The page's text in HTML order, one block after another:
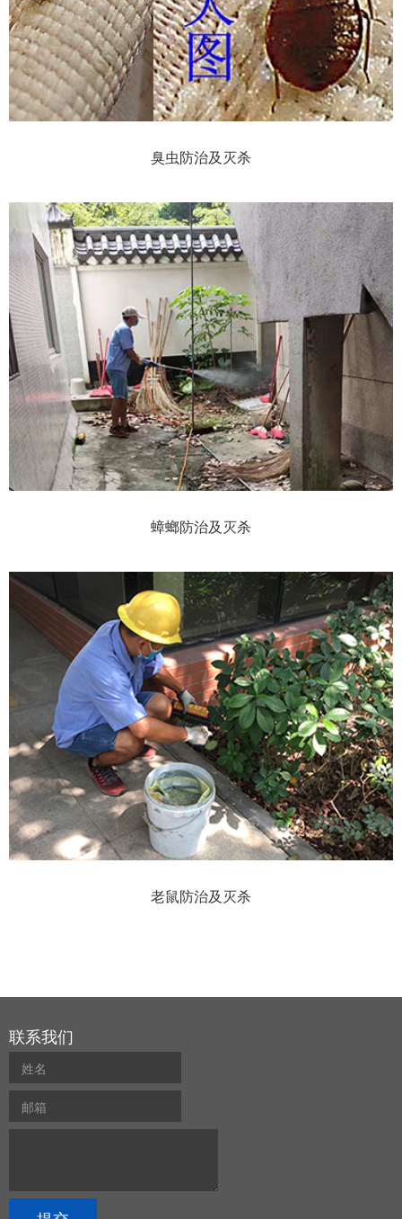
臭虫防治及灭杀
蟑螂防治及灭杀
老鼠防治及灭杀
联系我们